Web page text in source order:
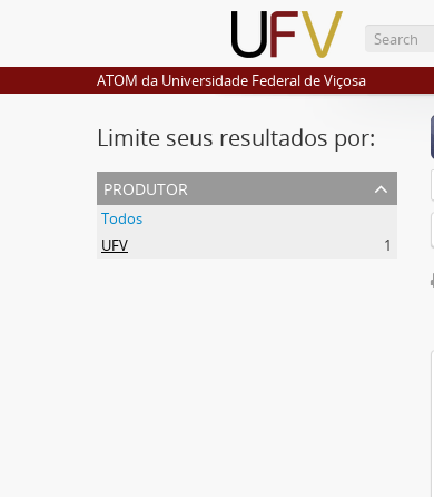
ATOM da Universidade Federal de Viçosa
Limite seus resultados por:
produtor
Todos
UFV
1